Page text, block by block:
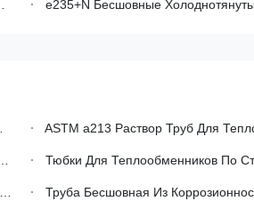
e235+N Бесшовные Холоднотянутые Трубы Бесшовные Трубы Из
ASTM a213 Раствор Труб Для Теплообменника Из Нержавеющей Стали С Углубленным
Тюбки Для Теплообменников По
Труба Бесшовная Из Коррозионностойкой